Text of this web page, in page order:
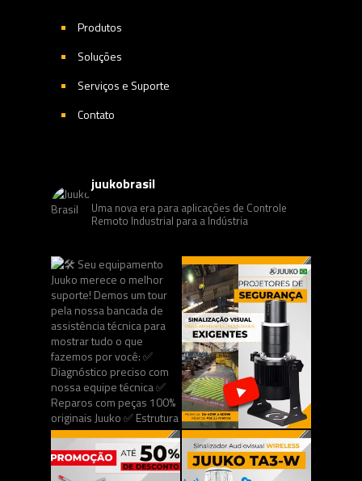
Produtos
Soluções
Serviços e Suporte
Contato
juukobrasil
Uma nova era para aplicações de Controle
Remoto Industrial para a Indústria